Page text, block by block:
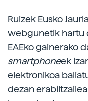
Ruizek Eusko
webgunetik hartu
EAEko gainerako
smartphoneek
elektronikoa
dezan